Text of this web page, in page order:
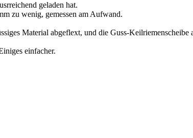
geladen hat.
zu wenig, gemessen am Aufwand.
Material abgeflext, und die Guss-
einfacher.